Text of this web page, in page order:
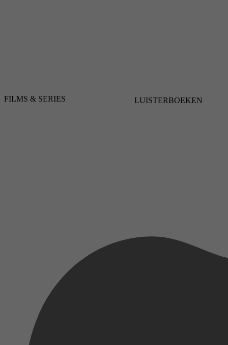
FILMS & SERIES LUISTERBOEKEN